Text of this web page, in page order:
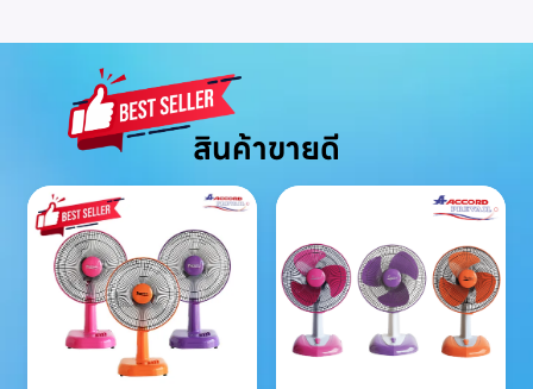
สินค้าขายดี